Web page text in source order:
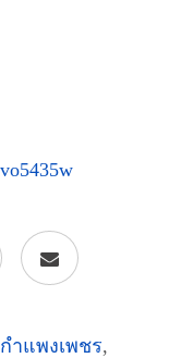
ำแพงเพชร,